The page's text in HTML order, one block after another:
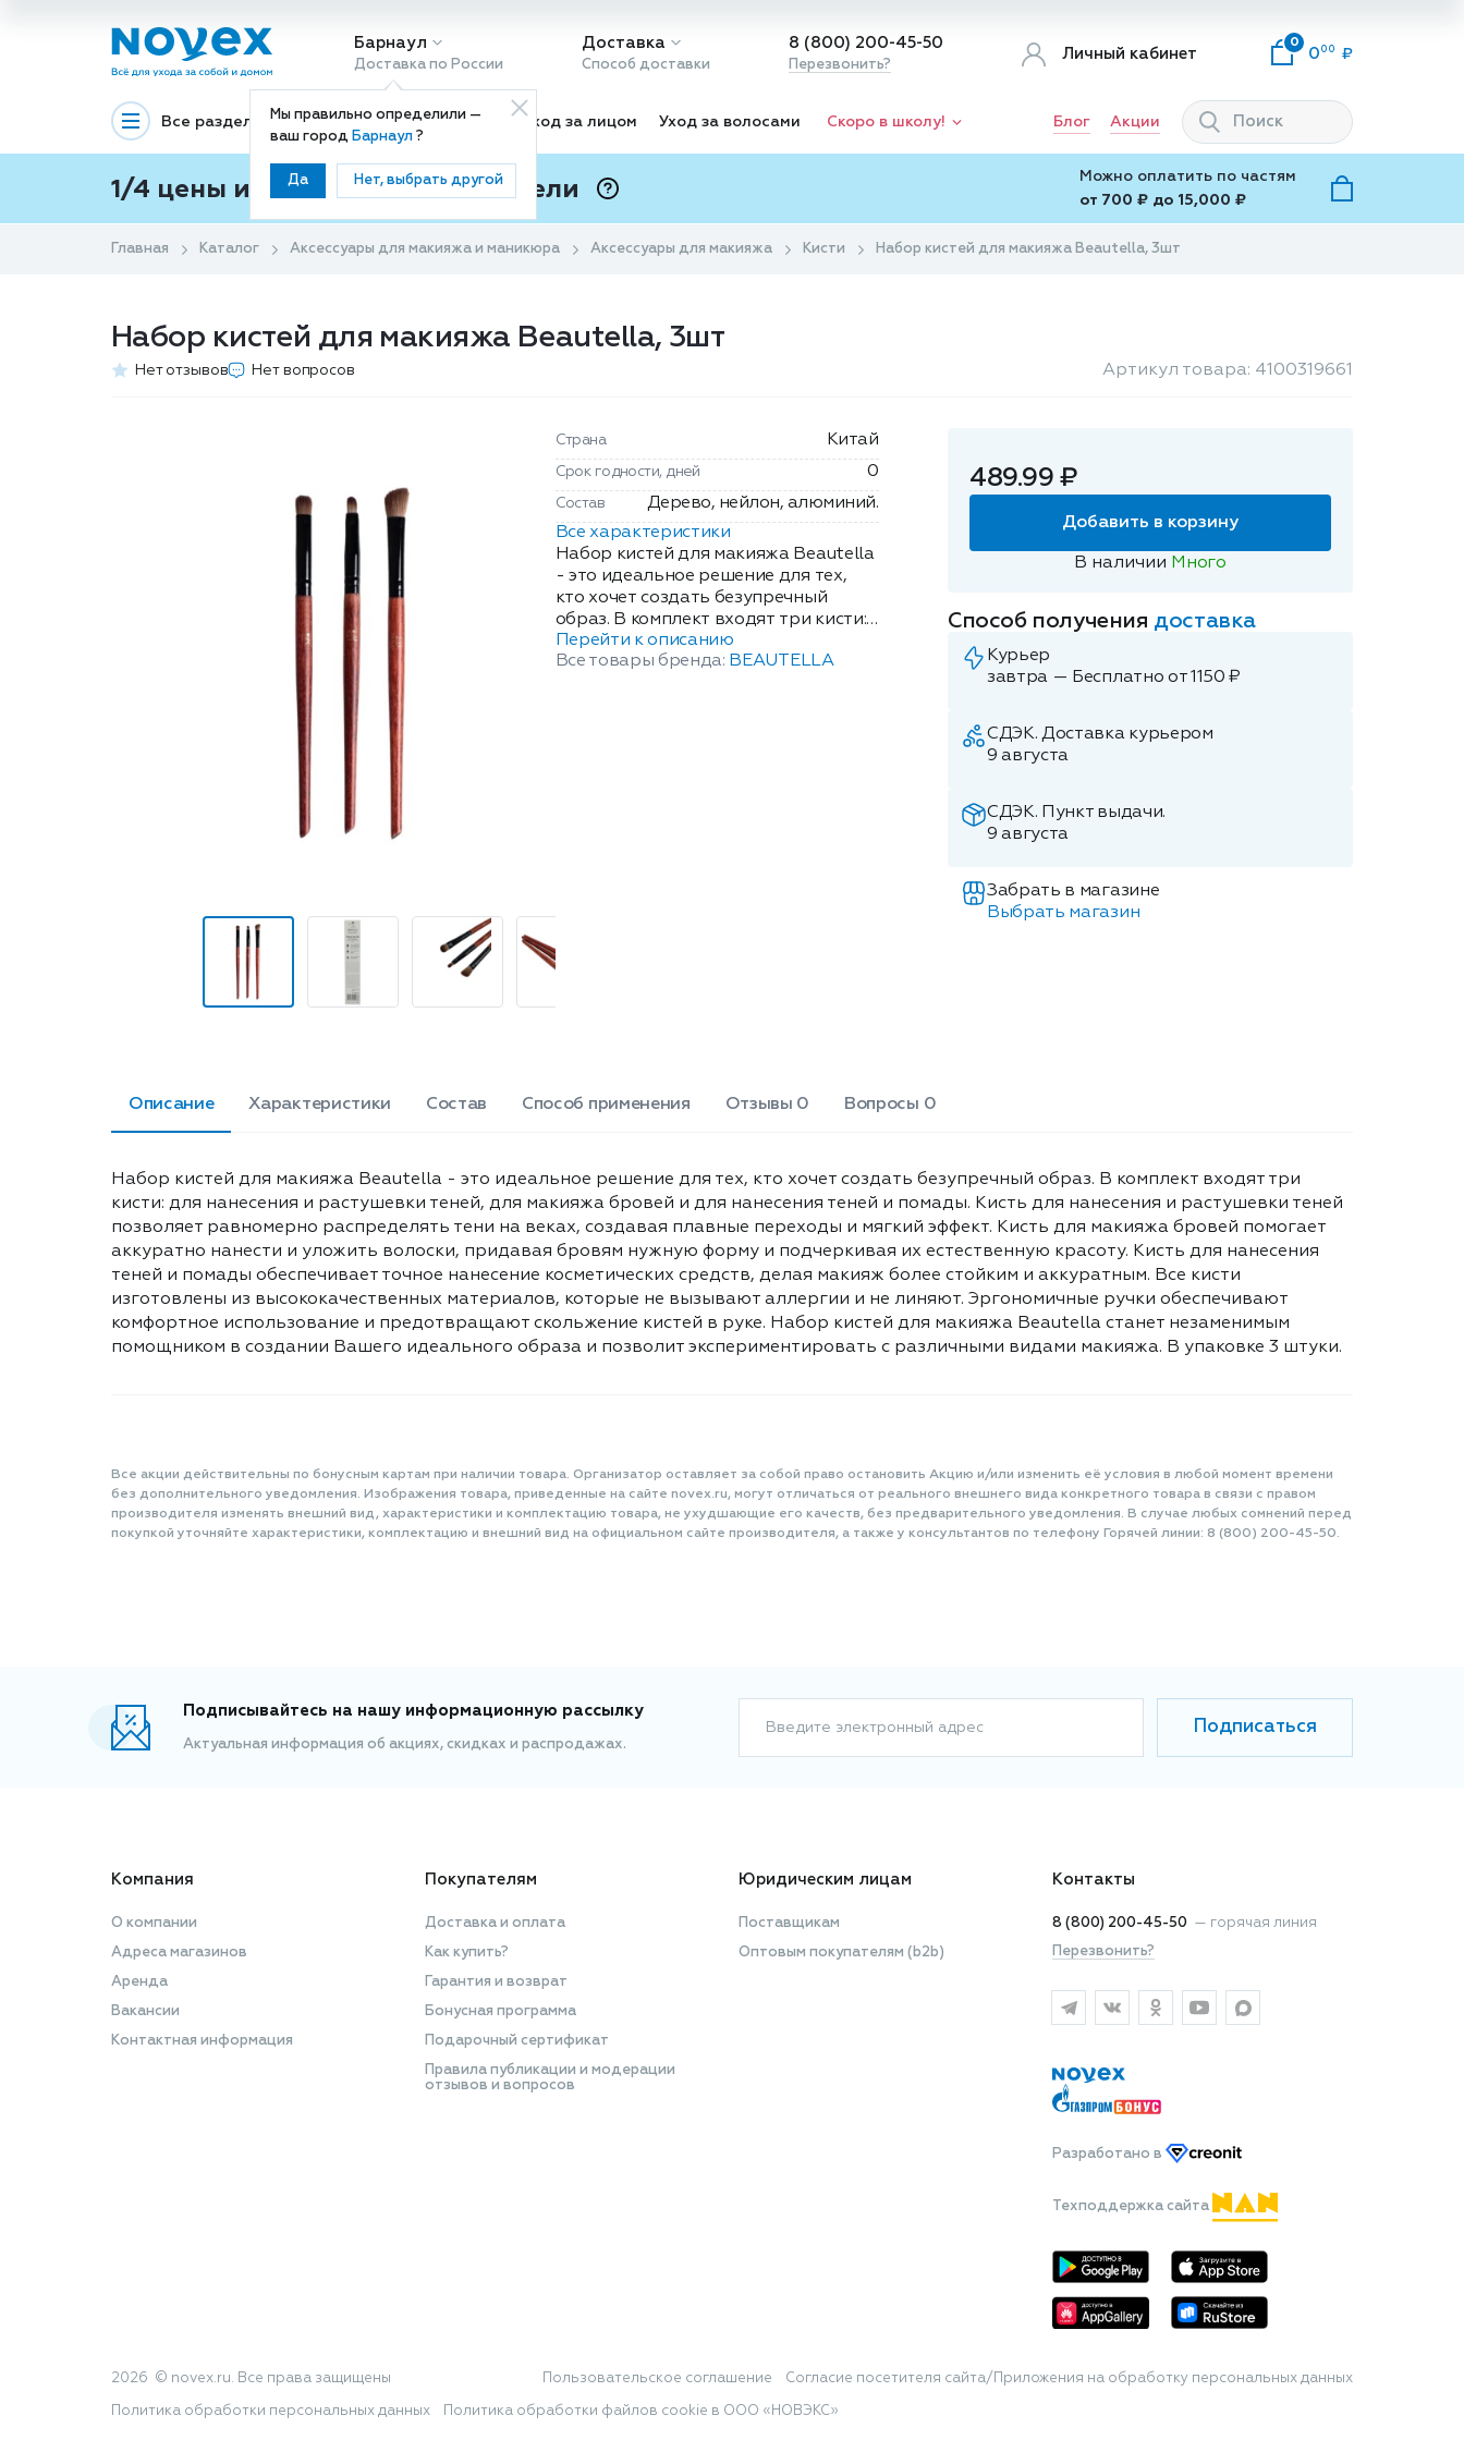
Барнаул
Доставка по России
Мы правильно определили —
ваш город Барнаул?
Да Нет, выбрать другой
Доставка
Способ доставки
8 (800) 200-45-50
Перезвонить?
Личный кабинет
0
0 00
Все разделы Декоративная косметика Уход за лицом Уход за волосами Скоро в школу! Блог Акции
1/4 цены и покупки ваши с Подели
Можно оплатить по частям
от 700 ₽ до 15,000 ₽
Главная Каталог Аксессуары для макияжа и маникюра Аксессуары для макияжа Кисти Набор кистей для макияжа Beautella, 3шт
Набор кистей для макияжа Beautella, 3шт
Нет отзывов Нет вопросов Артикул товара: 4100319661
Страна Китай
Срок годности, дней 0
Состав
Дерево, нейлон, алюминий.
Все характеристики
Набор кистей для макияжа Beautella
- это идеальное решение для тех,
кто хочет создать безупречный
образ. В комплект входят три кисти:
для нанесения и растушевки теней,
для макияжа бровей и для нанесения
делая макияж более стойким и
аккуратным. Все кисти изготовлены
которые не вызывают аллергии и не
скольжение кистей в руке. Набор
образа и позволит
экспериментировать с различными
видами макияжа. В упаковке 3 штуки.
Перейти к описанию
Все товары бренда: BEAUTELLA
489.99 ₽
Добавить в корзину
В наличии Много
Способ получения доставка
Курьер
завтра — Бесплатно от 1150 ₽
СДЭК. Доставка курьером
9 августа
СДЭК. Пункт выдачи.
9 августа
Забрать в магазине
Выбрать магазин
Описание Характеристики Состав Способ применения Отзывы 0 Вопросы 0
Набор кистей для макияжа Beautella - это идеальное решение для тех, кто хочет создать безупречный образ. В комплект входят три
кисти: для нанесения и растушевки теней, для макияжа бровей и для нанесения теней и помады. Кисть для нанесения и растушевки теней
позволяет равномерно распределять тени на веках, создавая плавные переходы и мягкий эффект. Кисть для макияжа бровей помогает
аккуратно нанести и уложить волоски, придавая бровям нужную форму и подчеркивая их естественную красоту. Кисть для нанесения
теней и помады обеспечивает точное нанесение косметических средств, делая макияж более стойким и аккуратным. Все кисти
изготовлены из высококачественных материалов, которые не вызывают аллергии и не линяют. Эргономичные ручки обеспечивают
комфортное использование и предотвращают скольжение кистей в руке. Набор кистей для макияжа Beautella станет незаменимым
помощником в создании Вашего идеального образа и позволит экспериментировать с различными видами макияжа. В упаковке 3 штуки.
Все акции действительны по бонусным картам при наличии товара. Организатор оставляет за собой право остановить Акцию и/или изменить её условия в любой момент времени
без дополнительного уведомления. Изображения товара, приведенные на сайте novex.ru, могут отличаться от реального внешнего вида конкретного товара в связи с правом
производителя изменять внешний вид, характеристики и комплектацию товара, не ухудшающие его качеств, без предварительного уведомления. В случае любых сомнений перед
покупкой уточняйте характеристики, комплектацию и внешний вид на официальном сайте производителя, а также у консультантов по телефону Горячей линии: 8 (800) 200-45-50.
Подписывайтесь на нашу информационную рассылку
Актуальная информация об акциях, скидках и распродажах.
Введите электронный адрес Подписаться
Компания
О компании
Адреса магазинов
Аренда
Вакансии
Контактная информация
Покупателям
Доставка и оплата
Как купить?
Гарантия и возврат
Бонусная программа
Подарочный сертификат
Правила публикации и модерации
отзывов и вопросов
Юридическим лицам
Поставщикам
Оптовым покупателям (b2b)
Контакты
8 (800) 200-45-50 — горячая линия
Перезвонить?
Разработано в
Техподдержка сайта
2026 © novex.ru. Все права защищены Пользовательское соглашение Согласие посетителя сайта/Приложения на обработку персональных данных
Политика обработки персональных данных Политика обработки файлов cookie в ООО «НОВЭКС»